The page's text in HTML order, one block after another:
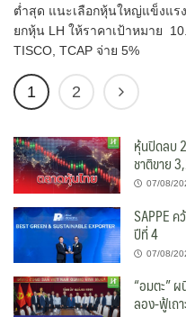
ต่ำสุด แนะเลือกหุ้นใหญ่แข็งแร
ยกหุ้น LH ให้ราคาเป้าหมาย
TISCO, TCAP จ่าย 5%
1 2
หุ้นปิดลบ
ชาติขาย
07/08/
SAPPE
ปีที่ 4
07/08/
“อมตะ”
ลอง-ฟู้เถ